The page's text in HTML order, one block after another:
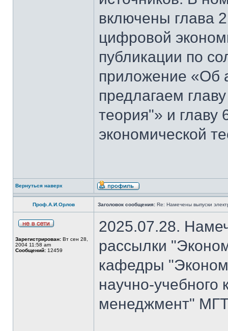
включены глава
цифровой
публикации по
приложение «Об
предлагаем
теория"» и главу
экономической
Вернуться наверх
Проф.А.И.Орлов Заголовок сообщения: Re: Намечены выпуски
Зарегистрирован: Вт сен 28,
2004 11:58 am
Сообщений: 12459
2025.07.28.
рассылки
кафедры
научно-
менеджмент"